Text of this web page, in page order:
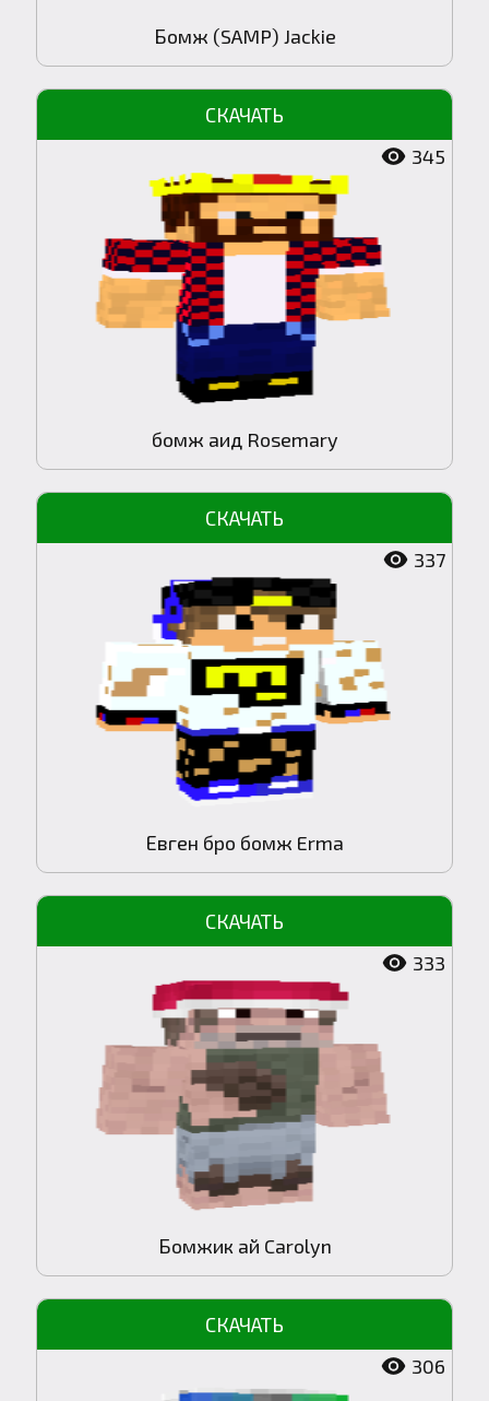
Бомж (SAMP) Jackie
345
бомж аид Rosemary
337
Евген бро бомж Erma
333
Бомжик ай Carolyn
306